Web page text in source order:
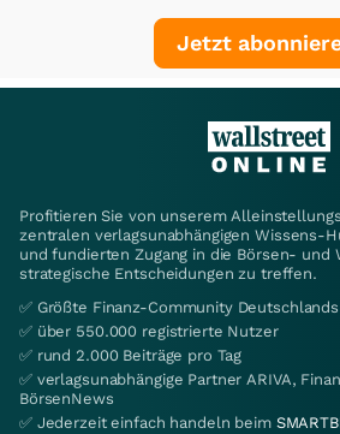
Jetzt
Profitieren Sie von unserem
zentralen verlagsunabhängigen Wissens-
und fundierten Zugang in die Börsen- und
strategische Entscheidungen zu treffen.
✅ Größte Finanz-Community Deutschlands
✅ über 550.000 registrierte Nutzer
✅ rund 2.000 Beiträge pro Tag
✅ verlagsunabhängige Partner ARIVA,
BörsenNews
✅ Jederzeit einfach handeln beim